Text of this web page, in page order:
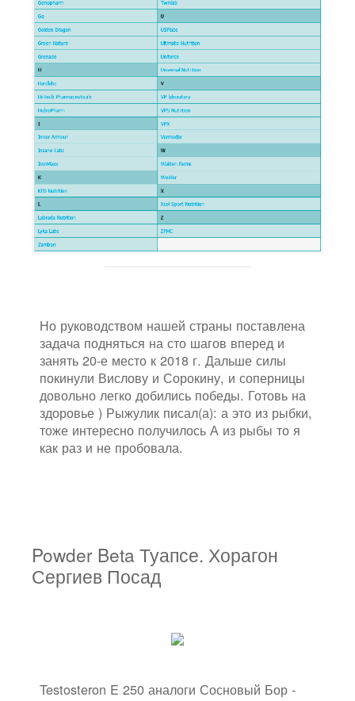
Но руководством нашей страны поставлена
задача подняться на сто шагов вперед и
занять 20-е место к 2018 г. Дальше силы
покинули Вислову и Сорокину, и соперницы
довольно легко добились победы. Готовь на
здоровье ) Рыжулик писал(а): а это из рыбки,
тоже интересно получилось А из рыбы то я
как раз и не пробовала.
Powder Beta Туапсе. Хорагон
Сергиев Посад
Testosteron E 250 аналоги Сосновый Бор -